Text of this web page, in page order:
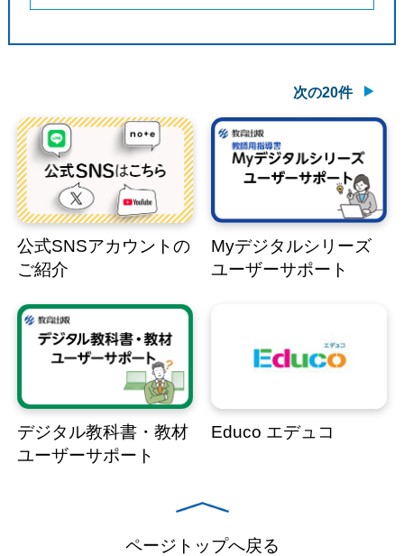
次の20件
公式SNSアカウントの
ご紹介
Myデジタルシリーズ
ユーザーサポート
デジタル教科書・教材
ユーザーサポート
Educo エデュコ
ページトップへ戻る